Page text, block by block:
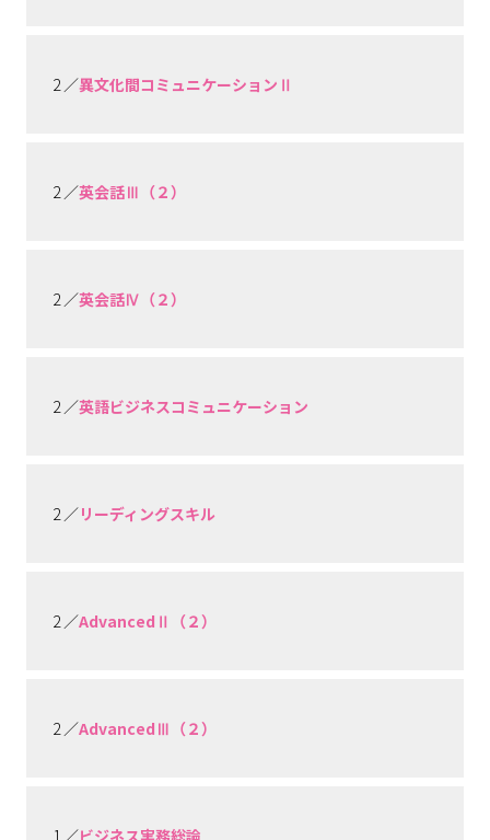
2 ／異文化間コミュニケーションⅡ
2 ／英会話Ⅲ（２）
2 ／英会話Ⅳ（２）
2 ／英語ビジネスコミュニケーション
2 ／リーディングスキル
2 ／AdvancedⅡ（２）
2 ／AdvancedⅢ（２）
1 ／ビジネス実務総論